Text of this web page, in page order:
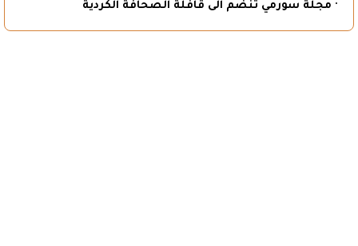
· مجلة سورمي تنضم الى قافلة الصحافة الكردية